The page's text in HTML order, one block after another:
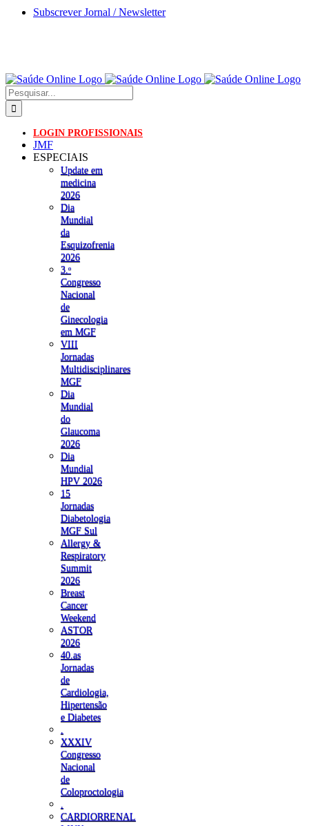
Skip
Subscrever Jornal / Newsletter
Pesquisar
LOGIN PROFISSIONAIS
JMF
ESPECIAIS
Update em
medicina
2026
Dia
Mundial
da
Esquizofrenia
2026
3.ᵒ
Congresso
Nacional
de
Ginecologia
em MGF
VIII
Jornadas
Multidisciplinares
MGF
Dia
Mundial
do
Glaucoma
2026
Dia
Mundial
HPV 2026
15
Jornadas
Diabetologia
MGF Sul
Allergy &
Respiratory
Summit
2026
Breast
Cancer
Weekend
ASTOR
2026
40.as
Jornadas
de
Cardiologia,
Hipertensão
e Diabetes
XXXIV
Congresso
Nacional
de
Coloproctologia
CARDIORRENAL